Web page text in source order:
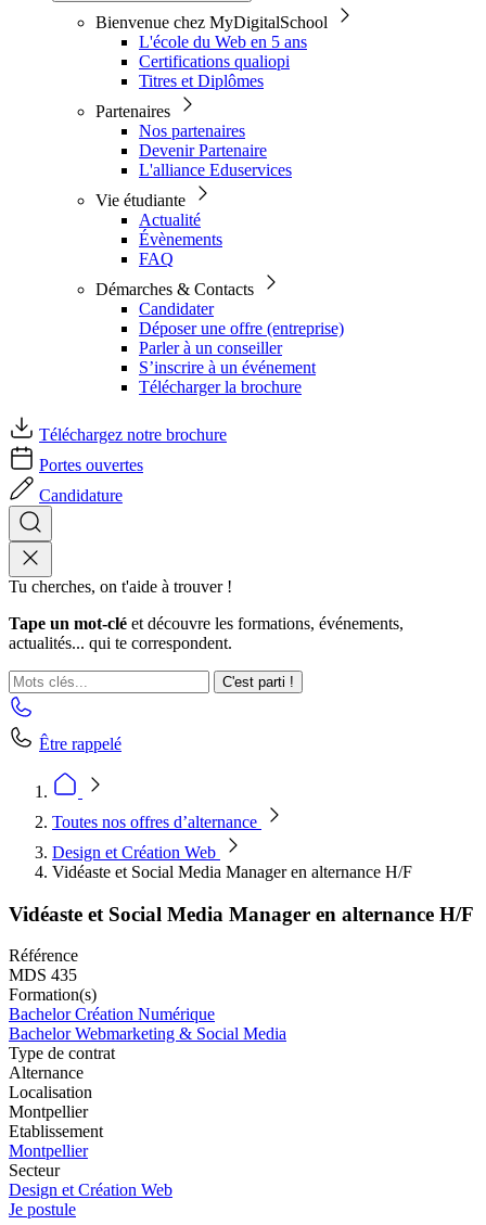
Bienvenue chez MyDigitalSchool
L'école du Web en 5 ans
Certifications qualiopi
Titres et Diplômes
Partenaires
Nos partenaires
Devenir Partenaire
L'alliance Eduservices
Vie étudiante
Actualité
Évènements
FAQ
Démarches & Contacts
Candidater
Déposer une offre (entreprise)
Parler à un conseiller
S’inscrire à un événement
Télécharger la brochure
Téléchargez notre brochure
Portes ouvertes
Candidature
Tu cherches, on t'aide à trouver !
Tape un mot-clé et découvre les formations, événements,
actualités... qui te correspondent.
C'est parti !
Être rappelé
Toutes nos offres d’alternance
Design et Création Web
Vidéaste et Social Media Manager en alternance H/F
Vidéaste et Social Media Manager en alternance H/F
Référence
MDS 435
Formation(s)
Bachelor Création Numérique
Bachelor Webmarketing & Social Media
Type de contrat
Alternance
Localisation
Montpellier
Etablissement
Montpellier
Secteur
Design et Création Web
Je postule